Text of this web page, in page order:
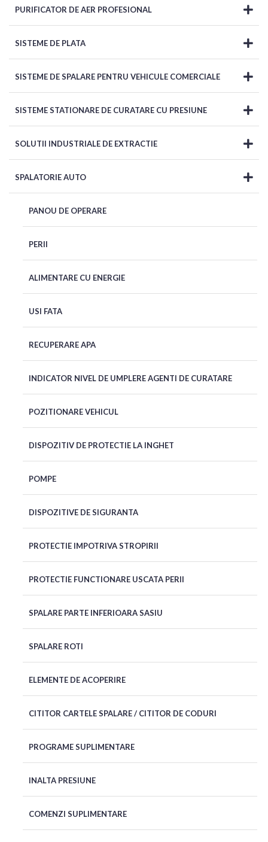
PURIFICATOR DE AER PROFESIONAL
SISTEME DE PLATA
SISTEME DE SPALARE PENTRU VEHICULE COMERCIALE
SISTEME STATIONARE DE CURATARE CU PRESIUNE
SOLUTII INDUSTRIALE DE EXTRACTIE
SPALATORIE AUTO
PANOU DE OPERARE
PERII
ALIMENTARE CU ENERGIE
USI FATA
RECUPERARE APA
INDICATOR NIVEL DE UMPLERE AGENTI DE CURATARE
POZITIONARE VEHICUL
DISPOZITIV DE PROTECTIE LA INGHET
POMPE
DISPOZITIVE DE SIGURANTA
PROTECTIE IMPOTRIVA STROPIRII
PROTECTIE FUNCTIONARE USCATA PERII
SPALARE PARTE INFERIOARA SASIU
SPALARE ROTI
ELEMENTE DE ACOPERIRE
CITITOR CARTELE SPALARE / CITITOR DE CODURI
PROGRAME SUPLIMENTARE
INALTA PRESIUNE
COMENZI SUPLIMENTARE